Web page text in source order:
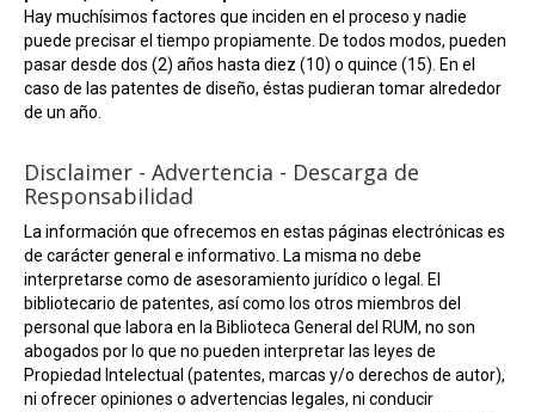
Hay muchísimos factores que inciden en el proceso y nadie
puede precisar el tiempo propiamente. De todos modos, pueden
pasar desde dos (2) años hasta diez (10) o quince (15). En el
caso de las patentes de diseño, éstas pudieran tomar alrededor
de un año.
Disclaimer - Advertencia - Descarga de
Responsabilidad
La información que ofrecemos en estas páginas electrónicas es
de carácter general e informativo. La misma no debe
interpretarse como de asesoramiento jurídico o legal. El
bibliotecario de patentes, así como los otros miembros del
personal que labora en la Biblioteca General del RUM, no son
abogados por lo que no pueden interpretar las leyes de
Propiedad Intelectual (patentes, marcas y/o derechos de autor),
ni ofrecer opiniones o advertencias legales, ni conducir